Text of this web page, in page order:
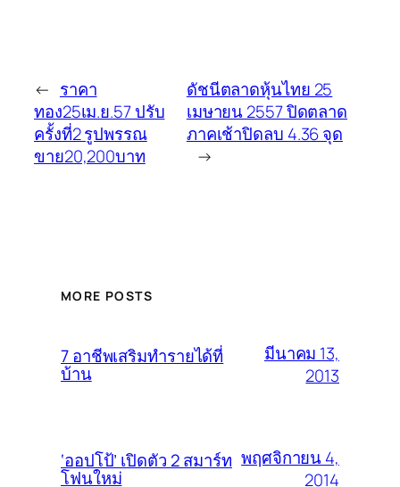
← ราคา
ทอง25เม.ย.57 ปรับ
ครั้งที่2 รูปพรรณ
ขาย20,200บาท
ดัชนีตลาดหุ้นไทย 25
เมษายน 2557 ปิดตลาด
ภาคเช้าปิดลบ 4.36 จุด
→
MORE POSTS
7 อาชีพเสริมทำรายได้ที่
บ้าน
มีนาคม 13,
2013
‘ออปโป้’ เปิดตัว 2 สมาร์ท
โฟนใหม่
พฤศจิกายน 4,
2014